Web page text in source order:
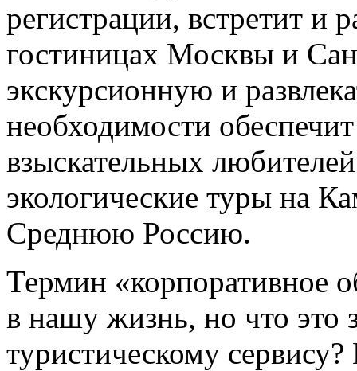
регистрации, встретит и
гостиницах Москвы и
экскурсионную и
необходимости
взыскательных
экологические туры на
Среднюю Россию.
Термин «корпоративное
в нашу жизнь, но что это
туристическому